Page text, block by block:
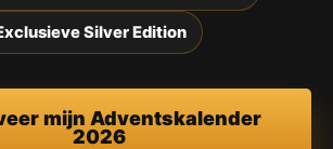
Silver Edition
mijn Adventskalender
2026